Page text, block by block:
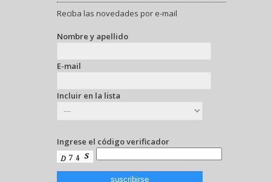
Reciba las novedades por e-mail
Nombre y apellido
E-mail
Incluir en la lista
Ingrese el código verificador